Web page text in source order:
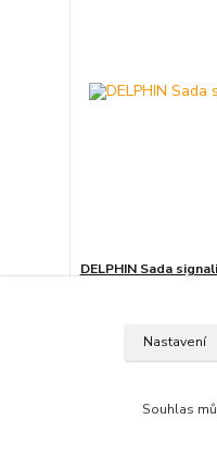
DELPHIN Sada
bez DPH
Nastavení
Souhlas